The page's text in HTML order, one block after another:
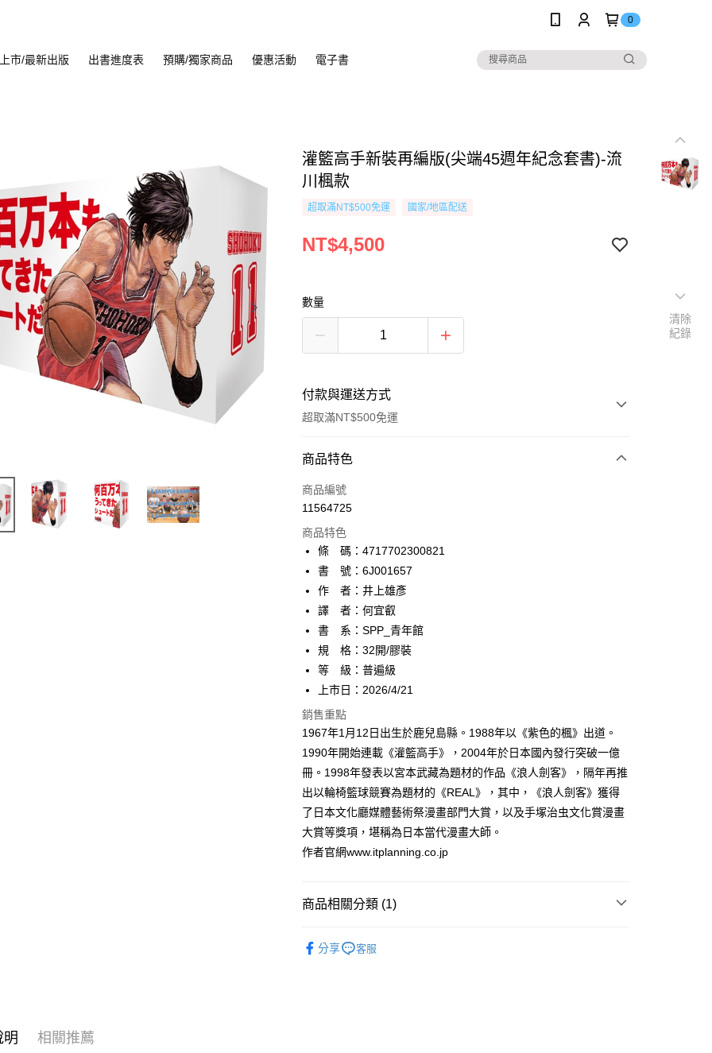
0
市/最新出版 出書進度表 預購/獨家商品 優惠活動 電子書
灌籃高手新裝再編版(尖端45週年紀念套書)-流
川楓款
超取滿NT$500免運 國家/地區配送
NT$4,500
數量
付款與運送方式
超取滿NT$500免運
付款方式
信用卡一次付款
AFTEE先享後付
相關說明
AFTEE先享後付是「在收到商品之後才付款」的支付方式。 讓您購物簡單
便利好安心！
１．簡單：不需註冊會員、不需綁卡、不需儲值。
２．便利：只要手機號碼，簡訊認證，即可結帳。
３．安心：先確認商品／服務後，再付款。
１．於結帳方式選擇「AFTEE先享後付」後，將跳轉至「AFTEE先享後
付」結帳頁面，進行簡訊認證並確認金額後，即可完成結帳。
２．訂單成立數日內，您將收到繳費通知簡訊。
３．收到繳費通知簡訊後14天內，點擊此簡訊中的連結，可透過四大超商
／ATM／網路銀行／等多元方式進行付款，方視為交易完成。
※ 請注意：結帳手續完成當下不需立刻繳費，但若您需要取消訂單，請聯
絡購買商品的店家。未經商家同意取消之訂單仍視為有效，需透過AFTEE
先享後付繳納相關費用。
※ 交易是否成功請以「AFTEE先享後付 」之結帳頁面顯示為準，若有關於
付客戶支援中心」https://netprotections.freshdesk.com/support/home
交易，需依本服務之必要範圍內提供個人資料，並將交易相關給付款項請
求債權轉讓予恩沛科技股份有限公司。
３．未成年的使用者請事先徵得法定代理人或監護人之同意方可使用
ATM付款
運送方式
全家取貨付款
每筆NT$80，滿NT$500(含以上)免運費
付款後全家取貨
每筆NT$80，滿NT$500(含以上)免運費
萊爾富取貨付款
每筆NT$80，滿NT$500(含以上)免運費
付款後萊爾富取貨
每筆NT$80，滿NT$500(含以上)免運費
每筆NT$80，滿NT$500(含以上)免運費
每筆NT$80，滿NT$500(含以上)免運費
商品特色
商品編號
11564725
商品特色
條 碼：4717702300821
書 號：6J001657
作 者：井上雄彥
譯 者：何宜叡
書 系：SPP_青年館
規 格：32開/膠裝
等 級：普遍級
上市日：2026/4/21
銷售重點
1967年1月12日出生於鹿兒島縣。1988年以《紫色的楓》出道。
1990年開始連載《灌籃高手》，2004年於日本國內發行突破一億
冊。1998年發表以宮本武藏為題材的作品《浪人劍客》，隔年再推
出以輪椅籃球競賽為題材的《REAL》，其中，《浪人劍客》獲得
了日本文化廳媒體藝術祭漫畫部門大賞，以及手塚治虫文化賞漫畫
大賞等獎項，堪稱為日本當代漫畫大師。
作者官網www.itplanning.co.jp
商品相關分類 (1)
分享
客服
明 相關推薦
清除
紀錄